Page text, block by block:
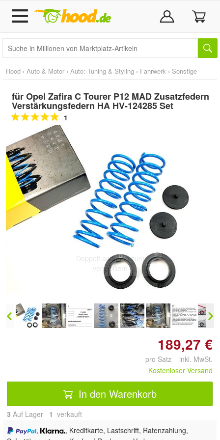
Hood › Auto & Motor › Auto: Tuning & Styling › Fahrwerk › Sonstige
für Opel Zafira C Tourer P12 MAD Zusatzfedern
Verstärkungsfedern HA HV-124285 Set
1
Doppelt antippen zum
vergrößern
189,27 €
pro Satz inkl. MwSt.
Kostenloser Versand
In den Warenkorb
3 Auf Lager 1 verkauft
,
, Kreditkarte, Lastschrift, Ratenzahlung,